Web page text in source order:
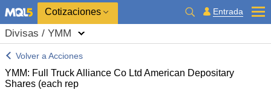
Cotizaciones Entrada
Divisas / YMM
Volver a Acciones
YMM: Full Truck Alliance Co Ltd American Depositary
Shares (each rep